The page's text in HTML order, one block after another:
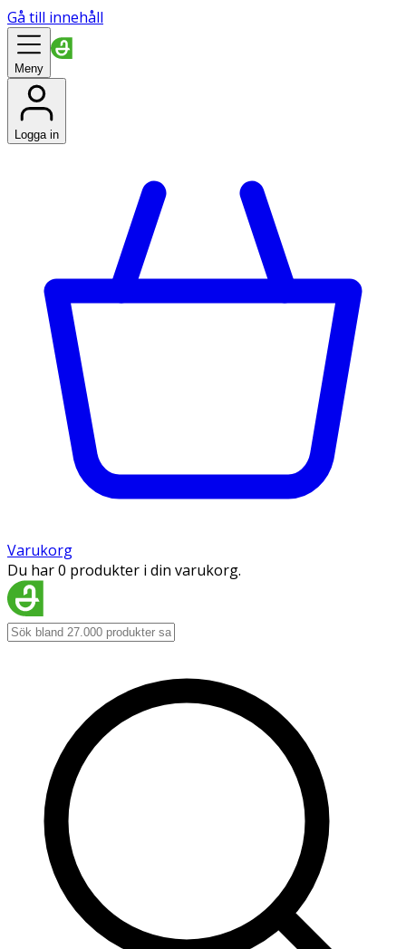
Gå till innehåll
Meny
Logga in
Varukorg
Du har 0 produkter i din varukorg.